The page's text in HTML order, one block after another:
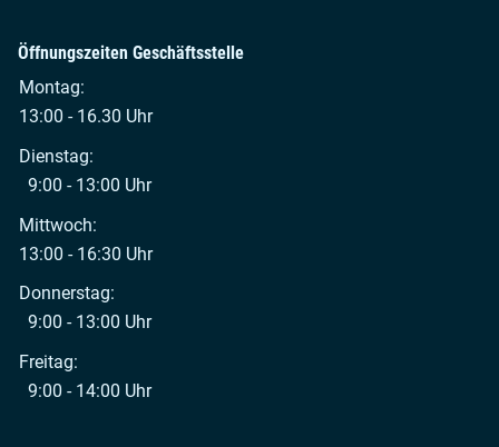
Öffnungszeiten Geschäftsstelle
Montag:
13:00 - 16.30 Uhr
Dienstag:
9:00 - 13:00 Uhr
Mittwoch:
13:00 - 16:30 Uhr
Donnerstag:
9:00 - 13:00 Uhr
Freitag:
9:00 - 14:00 Uhr